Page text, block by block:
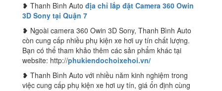
❥ Thanh Bình Auto địa chỉ lắp đặt Camera 360 Owin
3D Sony tại Quận 7
❥ Ngoài camera 360 Owin 3D Sony, Thanh Bình Auto
còn cung cấp nhiều phụ kiện xe hơi uy tín chất lượng.
Bạn có thể tham khảo thêm các sản phẩm khác tại
website: http://phukiendochoixehoi.vn/
❥ Thanh Bình Auto với nhiều năm kinh nghiệm trong
việc cung cấp phụ kiện xe hơi uy tín, giá ổn định cùng